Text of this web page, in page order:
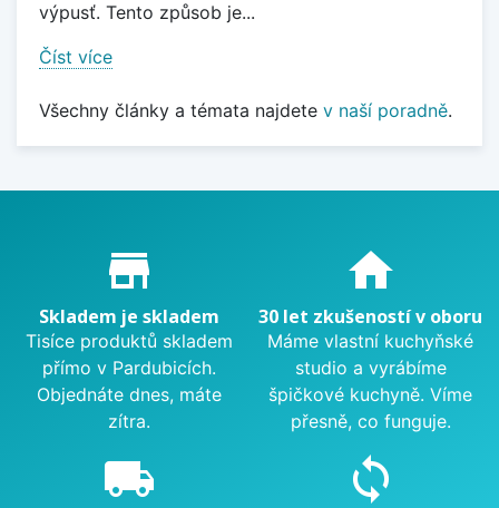
výpusť. Tento způsob je...
Číst více
Všechny články a témata najdete v naší poradně.
Proč nakupovat u nás?
store_mall_directory
Skladem je skladem
Tisíce produktů skladem
přímo v Pardubicích.
Objednáte dnes, máte
zítra.
home
30 let zkušeností v oboru
Máme vlastní kuchyňské
studio a vyrábíme
špičkové kuchyně. Víme
přesně, co funguje.
local_shipping sync